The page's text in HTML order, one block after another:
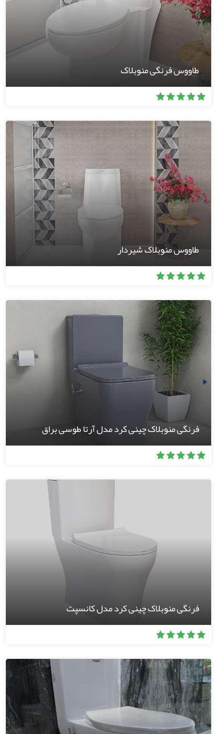
طاووس فرنگی منوبلاک
طاووس منوبلاک شیردار
فرنگی منوبلاک چینی کرد مدل آرتا طوسی براق
فرنگی منوبلاک چینی کرد مدل کانسپت